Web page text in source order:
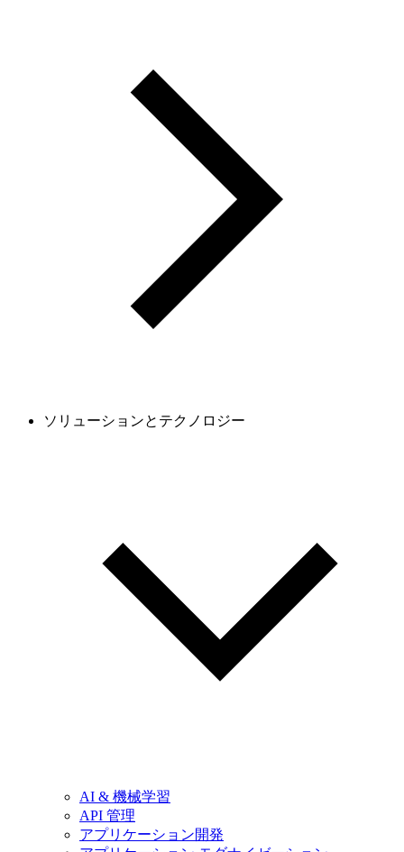
ソリューションとテクノロジー
AI & 機械学習
API 管理
アプリケーション開発